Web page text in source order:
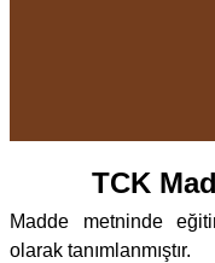
TCK
Madde metninde
olarak tanımlanmıştır.